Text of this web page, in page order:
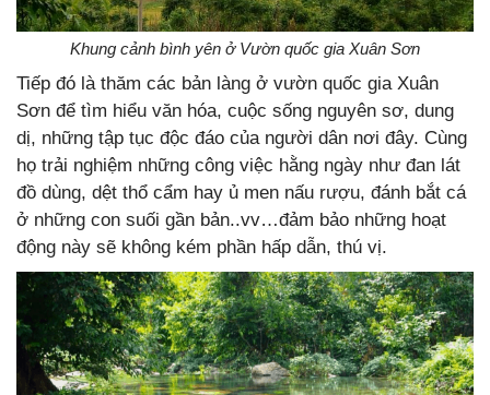
Khung cảnh bình yên ở Vườn quốc gia Xuân Sơn
Tiếp đó là thăm các bản làng ở vườn quốc gia Xuân
Sơn để tìm hiểu văn hóa, cuộc sống nguyên sơ, dung
dị, những tập tục độc đáo của người dân nơi đây. Cùng
họ trải nghiệm những công việc hằng ngày như đan lát
đồ dùng, dệt thổ cẩm hay ủ men nấu rượu, đánh bắt cá
ở những con suối gần bản..vv…đảm bảo những hoạt
động này sẽ không kém phần hấp dẫn, thú vị.